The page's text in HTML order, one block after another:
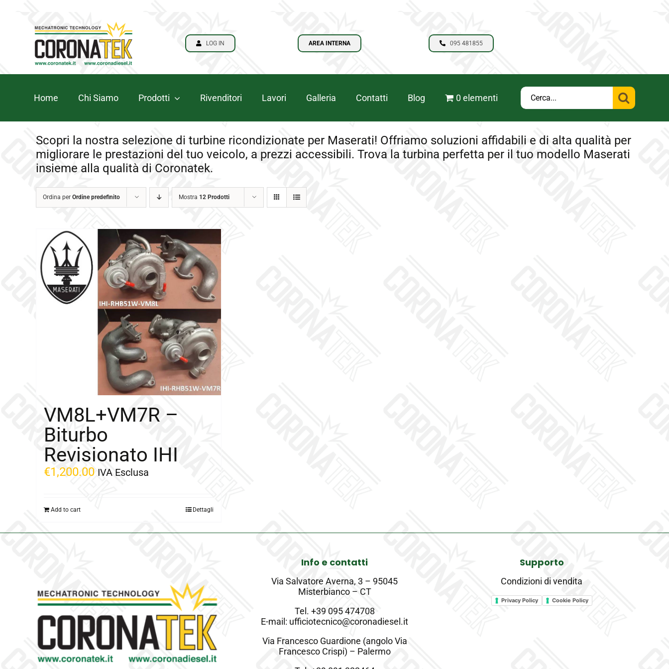
contenuto
LOG IN AREA INTERNA 095 481855
Home Chi Siamo Prodotti Rivenditori Lavori Galleria Contatti Blog 0 elementi
Cerca
per:
Scopri la nostra selezione di turbine ricondizionate per Maserati! Offriamo soluzioni affidabili e di alta qualità per
migliorare le prestazioni del tuo veicolo, a prezzi accessibili. Trova la turbina perfetta per il tuo modello Maserati
insieme alla qualità di Coronatek.
Ordina per Ordine predefinito Mostra 12 Prodotti
VM8L+VM7R –
Biturbo
Revisionato IHI
€1,200.00 IVA Esclusa
Add to cart Dettagli
Info e contatti
Via Salvatore Averna, 3 – 95045
Misterbianco – CT
Tel. +39 095 474708
E-mail: ufficiotecnico@coronadiesel.it
Via Francesco Guardione (angolo Via
Francesco Crispi) – Palermo
Supporto
Condizioni di vendita
Privacy Policy Cookie Policy